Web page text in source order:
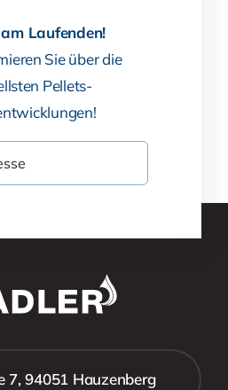
Laufenden!
Sie über die
Pellets-
7, 94051 Hauzenberg